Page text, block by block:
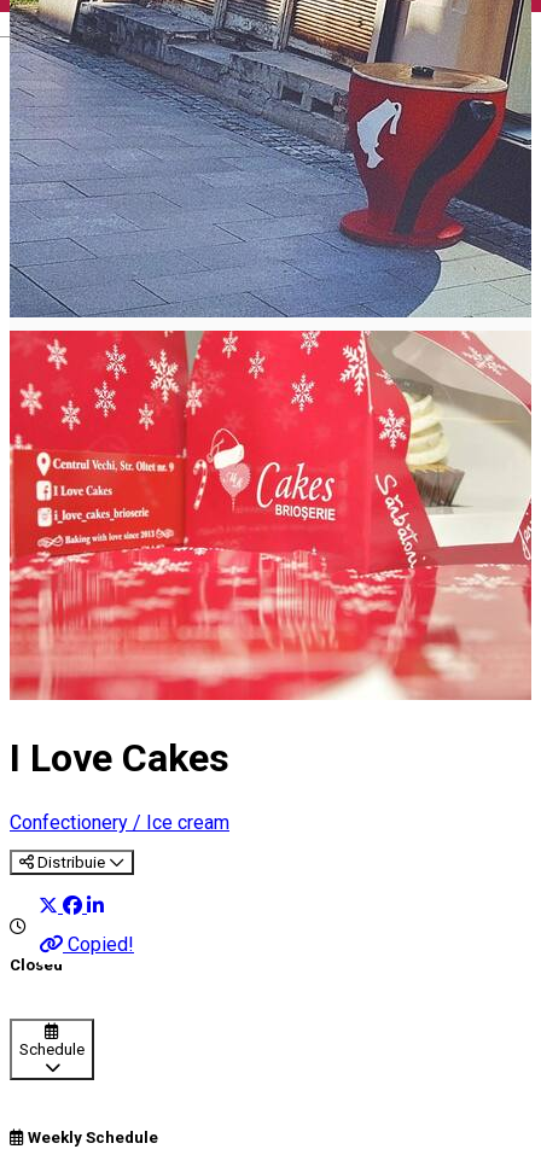
English
I Love Cakes
Confectionery / Ice cream
Distribuie
Copied!
Closed
Schedule
Weekly Schedule